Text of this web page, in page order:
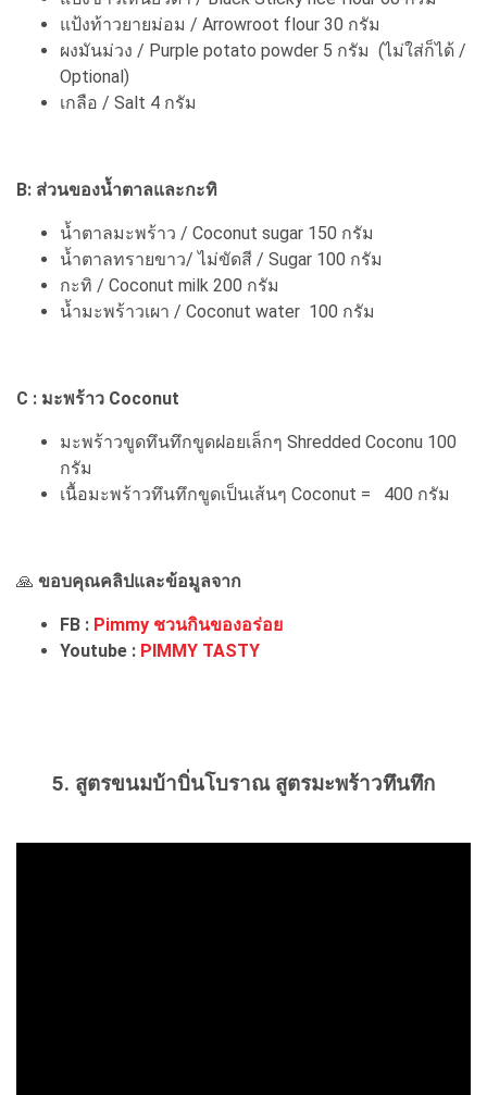
แป้งท้าวยายม่อม / Arrowroot flour 30 กรัม
ผงมันม่วง / Purple potato powder 5 กรัม (ไม่ใส่ก็ได้ /
Optional)
เกลือ / Salt 4 กรัม
B: ส่วนของน้ำตาลและกะทิ
น้ำตาลมะพร้าว / Coconut sugar 150 กรัม
น้ำตาลทรายขาว/ ไม่ขัดสี / Sugar 100 กรัม
กะทิ / Coconut milk 200 กรัม
น้ำมะพร้าวเผา / Coconut water 100 กรัม
C : มะพร้าว Coconut
มะพร้าวขูดทึนทึกขูดฝอยเล็กๆ Shredded Coconu 100
กรัม
เนื้อมะพร้าวทึนทึกขูดเป็นเส้นๆ Coconut = 400 กรัม
🙏 ขอบคุณคลิปและข้อมูลจาก
FB : Pimmy ชวนกินของอร่อย
Youtube : PIMMY TASTY
5. สูตรขนมบ้าบิ่นโบราณ สูตรมะพร้าวทึนทึก